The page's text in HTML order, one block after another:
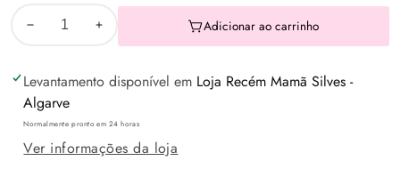
Diminuir
quantidade
de
Camisola
básica
quantidade
Camisola
básica
Adicionar ao carrinho
Levantamento disponível em Loja Recém Mamã Silves -
Algarve
Normalmente pronto em 24 horas
Ver informações da loja